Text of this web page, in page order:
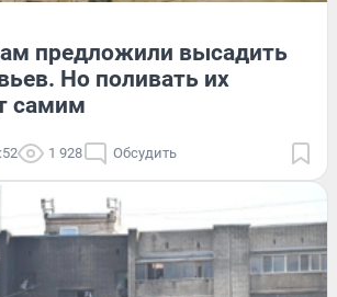
предложили высадить
Но поливать их
самим
1 928 Обсудить